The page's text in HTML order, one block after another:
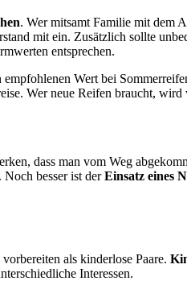
. Wer mitsamt Familie mit dem
mit ein. Zusätzlich sollte
entsprechen.
Wert bei
Wer neue Reifen braucht,
dass man vom Weg
besser ist derEinsatz eines
als kinderlose Paare.
Interessen.